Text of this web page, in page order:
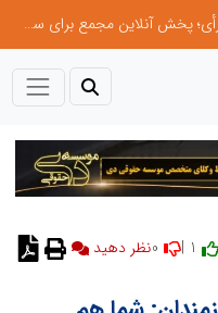
صورت‌های مالی سال ۱۴۰۴ کالبر در بوته رأی؛ پخش آنلاین مجمع برای سهامداران در سراسر کشور
نظر دهید